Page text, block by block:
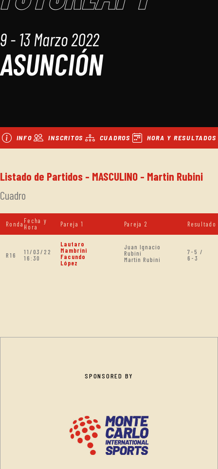
9 - 13 Marzo 2022
ASUNCIÓN
INFO INSCRITOS CUADROS HORA Y RESULTADOS
Listado de Partidos - MASCULINO - Martin Rubini
Cuadro
Ronda Fecha y
Hora
Pareja 1 Pareja 2 Resultado
R16
11/03/22
16:30
Lautaro
Mambrini
Facundo
López
Juan Ignacio
Rubini
Martin Rubini
7-5 /
6-3
SPONSORED BY